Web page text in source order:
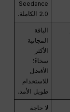
Seedance
2.0 الكاملة.
الباقة
المجانية
الأكثر
سخاءً؛
الأفضل
للاستخدام
طويل الأمد.
لا حاجة